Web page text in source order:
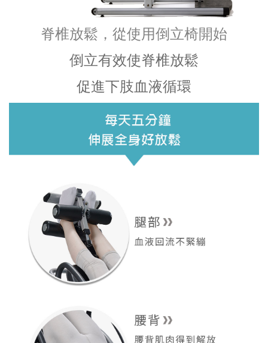
脊椎放鬆，從使用倒立椅開始
倒立有效使脊椎放鬆
促進下肢血液循環